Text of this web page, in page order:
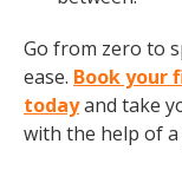
Go from zero to
ease. Book your
todayand take
with the help of